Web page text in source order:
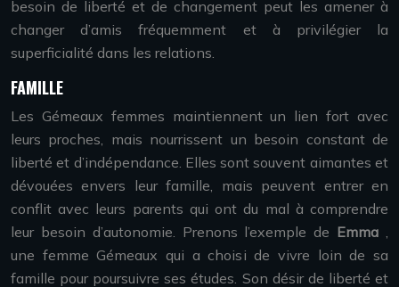
besoin de liberté et de changement peut les amener à
changer d’amis fréquemment et à privilégier la
superficialité dans les relations.
FAMILLE
Les Gémeaux femmes maintiennent un lien fort avec
leurs proches, mais nourrissent un besoin constant de
liberté et d’indépendance. Elles sont souvent aimantes et
dévouées envers leur famille, mais peuvent entrer en
conflit avec leurs parents qui ont du mal à comprendre
leur besoin d’autonomie. Prenons l’exemple de Emma,
une femme Gémeaux qui a choisi de vivre loin de sa
famille pour poursuivre ses études. Son désir de liberté et